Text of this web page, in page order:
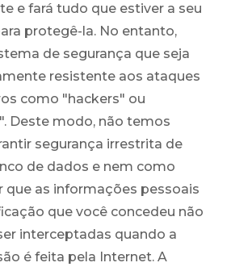
e fará tudo que estiver a seu
protegê-la. No entanto,
de segurança que seja
resistente aos ataques
como "hackers" ou
Deste modo, não temos
segurança irrestrita de
de dados e nem como
que as informações pessoais
que você concedeu não
interceptadas quando a
é feita pela Internet. A